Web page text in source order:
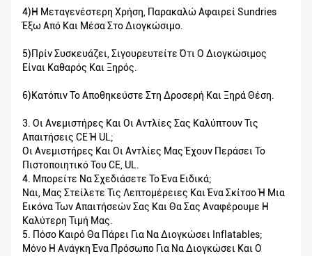
4)Η Μεταγενέστερη Χρήση, Παρακαλώ Αφαιρεί Sundries
Έξω Από Και Μέσα Στο Διογκώσιμο.
5)Πρίν Συσκευάζει, Σιγουρευτείτε Ότι Ο Διογκώσιμος
Είναι Καθαρός Και Ξηρός.
6)Κατόπιν Το Αποθηκεύστε Στη Δροσερή Και Ξηρά Θέση.
3. Οι Ανεμιστήρες Και Οι Αντλίες Σας Καλύπτουν Τις
Απαιτήσεις CE Ή UL;
Οι Ανεμιστήρες Και Οι Αντλίες Μας Έχουν Περάσει Το
Πιστοποιητικό Του CE, UL.
4. Μπορείτε Να Σχεδιάσετε Το Ένα Ειδικά;
Ναι, Μας Στείλετε Τις Λεπτομέρειες Και Ένα Σκίτσο Ή Μια
Εικόνα Των Απαιτήσεών Σας Και Θα Σας Αναφέρουμε Η
Καλύτερη Τιμή Μας.
5. Πόσο Καιρό Θα Πάρει Για Να Διογκώσει Inflatables;
Μόνο Η Ανάγκη Ένα Πρόσωπο Για Να Διογκώσει Και Ο